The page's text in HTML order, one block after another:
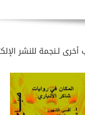
لـنجمة للنشر